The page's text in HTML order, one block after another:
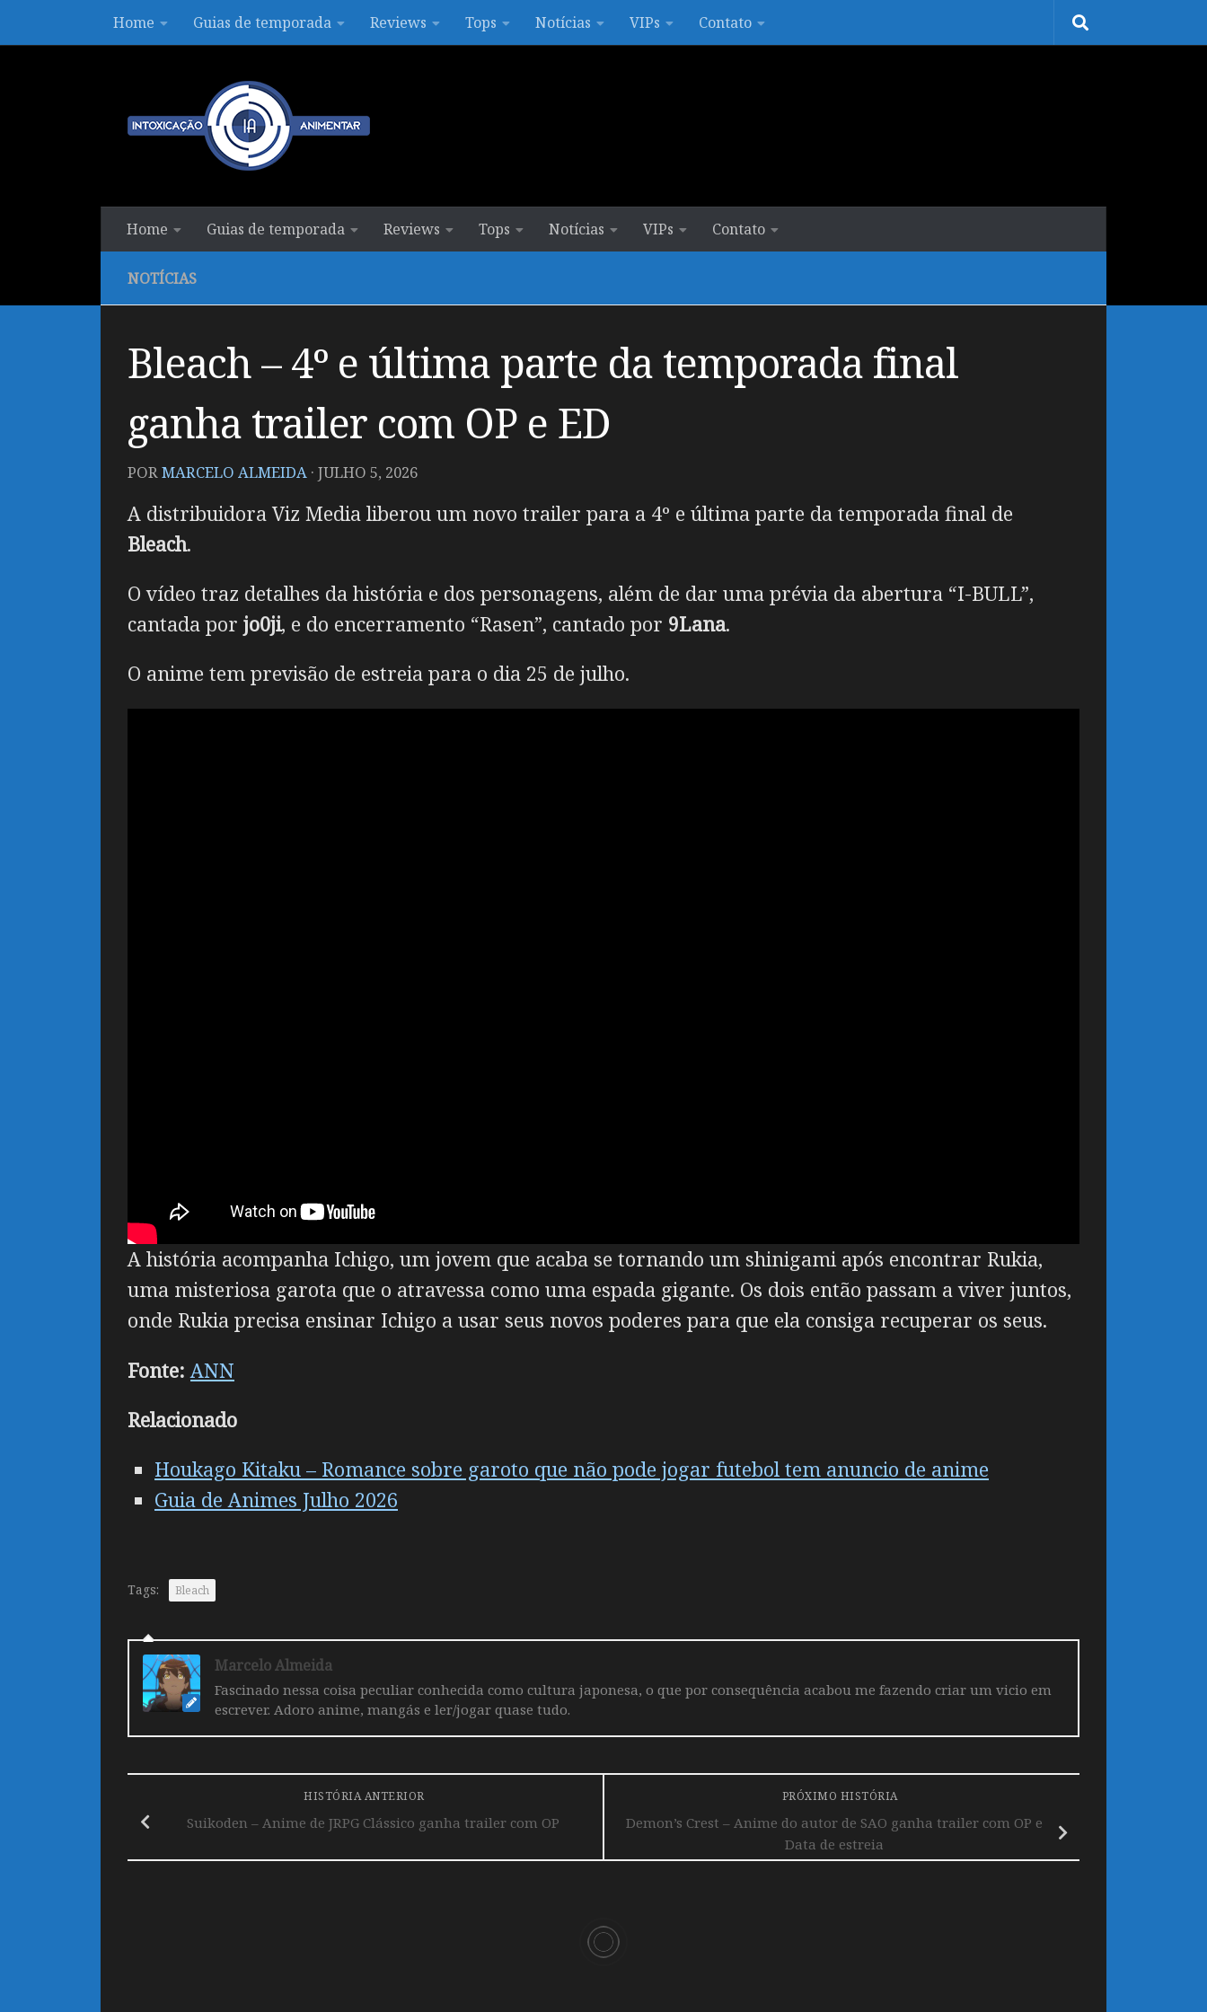
Skip to contentHome Guias de temporada Reviews Tops Notícias VIPs Contato
Home Guias de temporada Reviews Tops Notícias VIPs Contato
NOTÍCIAS
Bleach – 4º e última parte da temporada final
ganha trailer com OP e ED
PORMARCELO ALMEIDA · JULHO 5, 2026
A distribuidora Viz Media liberou um novo trailer para a 4º e última parte da temporada final de
Bleach.
O vídeo traz detalhes da história e dos personagens, além de dar uma prévia da abertura “I-BULL”,
cantada por jo0ji, e do encerramento “Rasen”, cantado por 9Lana.
O anime tem previsão de estreia para o dia 25 de julho.
A história acompanha Ichigo, um jovem que acaba se tornando um shinigami após encontrar Rukia,
uma misteriosa garota que o atravessa como uma espada gigante. Os dois então passam a viver juntos,
onde Rukia precisa ensinar Ichigo a usar seus novos poderes para que ela consiga recuperar os seus.
Fonte: ANN
Relacionado
Houkago Kitaku – Romance sobre garoto que não pode jogar futebol tem anuncio de anime
Guia de Animes Julho 2026
Tags: Bleach
Marcelo Almeida
Fascinado nessa coisa peculiar conhecida como cultura japonesa, o que por consequência acabou me fazendo criar um vicio em
escrever. Adoro anime, mangás e ler/jogar quase tudo.
PRÓXIMO HISTÓRIA
Demon’s Crest – Anime do autor de SAO ganha trailer com OP e
Data de estreia
HISTÓRIA ANTERIOR
Suikoden – Anime de JRPG Clássico ganha trailer com OP